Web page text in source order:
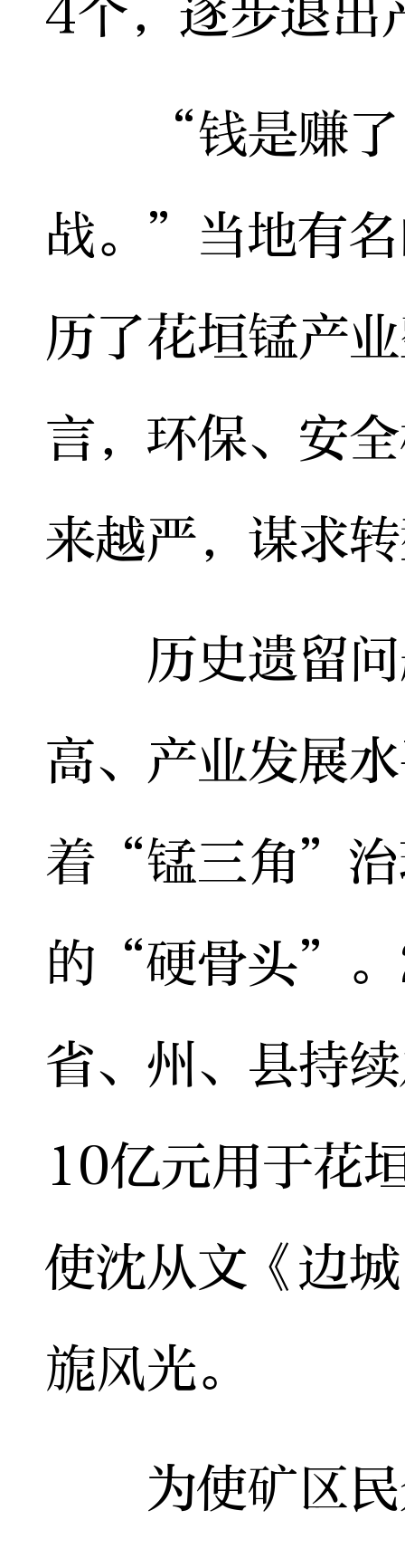
4个，逐步退出
“钱是赚了
战。”当地有
历了花垣锰产
言，环保、安
来越严，谋求
历史遗留问
高、产业发展
着“锰三角”治
的“硬骨头”。
省、州、县持
10亿元用于花
使沈从文《边
旎风光。
为使矿区民